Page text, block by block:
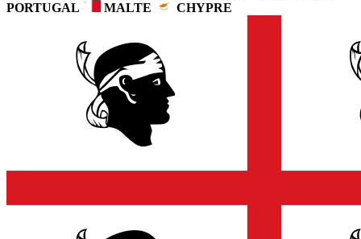
PORTUGAL
MALTE CHYPRE